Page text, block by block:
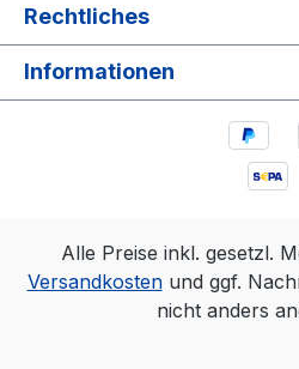
Rechtliches
Informationen
Alle Preise inkl. gesetzl.
Versandkostenund ggf.
nicht anders